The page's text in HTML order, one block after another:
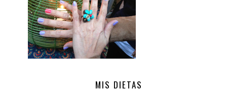
MIS DIETAS